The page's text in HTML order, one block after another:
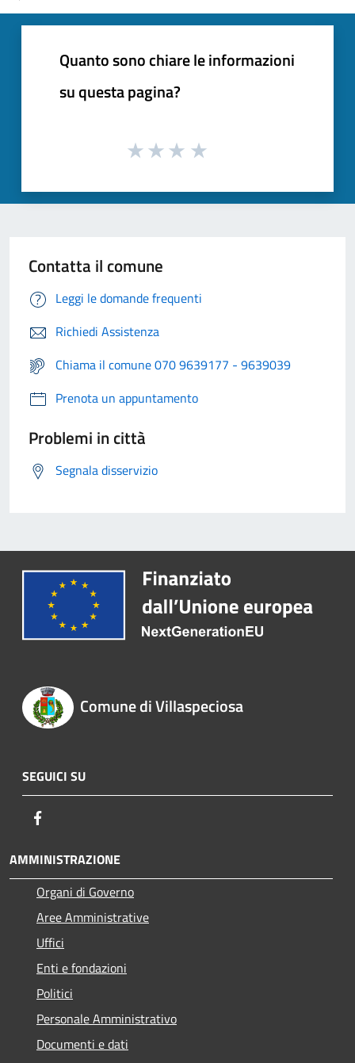
Quanto sono chiare le informazioni
su questa pagina?
Contatta il comune
Leggi le domande frequenti
Richiedi Assistenza
Chiama il comune 070 9639177 - 9639039
Prenota un appuntamento
Problemi in città
Segnala disservizio
Comune di Villaspeciosa
SEGUICI SU
AMMINISTRAZIONE
Organi di Governo
Aree Amministrative
Uffici
Enti e fondazioni
Politici
Personale Amministrativo
Documenti e dati